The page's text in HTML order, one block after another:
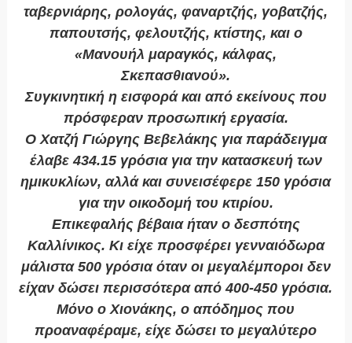
ταβερνιάρης, ρολογάς, φαναρτζής, γοβατζής,
παπουτσής, φελουτζής, κτίστης, και ο
«Μανουήλ μαραγκός, κάλφας,
Σκεπασθιανού».
Συγκινητική η εισφορά και από εκείνους που
πρόσφεραν προσωπική εργασία.
Ο Χατζή Γιώργης Βεβελάκης για παράδειγμα
έλαβε 434.15 γρόσια για την κατασκευή των
ημικυκλίων, αλλά και συνεισέφερε 150 γρόσια
για την οικοδομή του κτιρίου.
Επικεφαλής βέβαια ήταν ο δεσπότης
Καλλίνικος. Κι είχε προσφέρει γενναιόδωρα
μάλιστα 500 γρόσια όταν οι μεγαλέμποροι δεν
είχαν δώσει περισσότερα από 400-450 γρόσια.
Μόνο ο Χιονάκης, ο απόδημος που
προαναφέραμε, είχε δώσει το μεγαλύτερο